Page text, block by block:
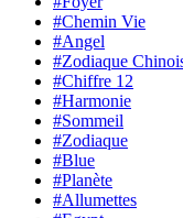
#Chemin Vie
#Angel
#Zodiaque
#Chiffre 12
#Harmonie
#Sommeil
#Zodiaque
#Blue
#Planète
#Allumettes